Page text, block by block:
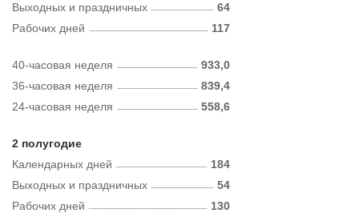
Рабочих дней 117
Выходных и праздничных 64
40-часовая неделя
933,0
36-часовая неделя
839,4
24-часовая неделя
558,6
2 полугодие
Календарных дней
184
Рабочих дней 130
Выходных и праздничных 54